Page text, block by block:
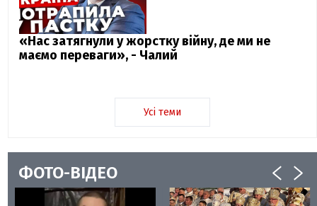
«Нас затягнули у жорстку війну, де ми не
маємо переваги», - Чалий
Усі теми
ФОТО-ВІДЕО